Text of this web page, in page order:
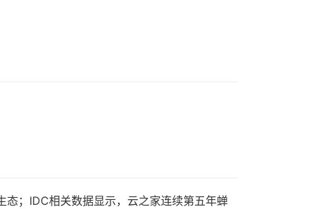
态；IDC相关数据显示，云之家连续第五年蝉